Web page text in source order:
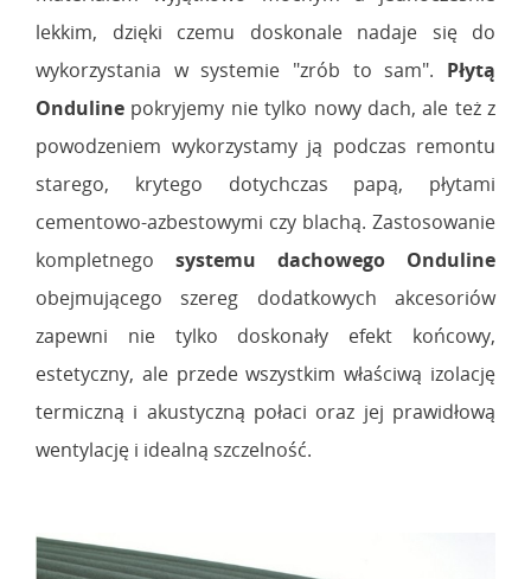
lekkim, dzięki czemu doskonale nadaje się do
wykorzystania w systemie "zrób to sam". Płytą
Onduline pokryjemy nie tylko nowy dach, ale też z
powodzeniem wykorzystamy ją podczas remontu
starego, krytego dotychczas papą, płytami
cementowo-azbestowymi czy blachą. Zastosowanie
kompletnego systemu dachowego Onduline
obejmującego szereg dodatkowych akcesoriów
zapewni nie tylko doskonały efekt końcowy,
estetyczny, ale przede wszystkim właściwą izolację
termiczną i akustyczną połaci oraz jej prawidłową
wentylację i idealną szczelność.